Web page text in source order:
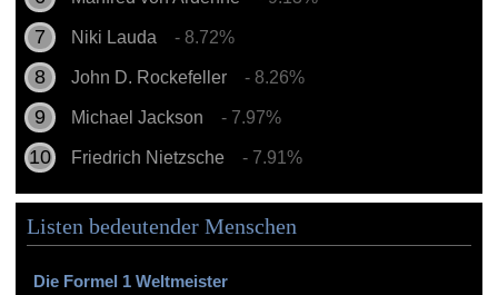
Niki Lauda - 8.72%
John D. Rockefeller - 8.26%
Michael Jackson - 7.97%
Friedrich Nietzsche - 7.91%
Listen bedeutender Menschen
Die Formel 1 Weltmeister